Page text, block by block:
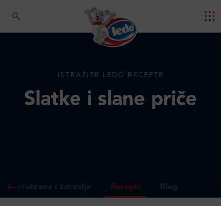
ISTRAŽITE LEDO RECEPTE
Slatke i slane priče
prehrane i zdravlja Recepti Blog